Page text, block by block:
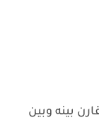
بينه وبين